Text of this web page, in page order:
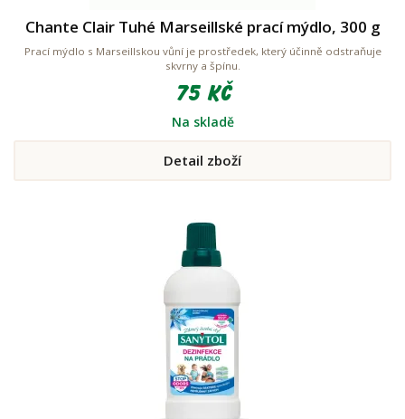
Chante Clair Tuhé Marseillské prací mýdlo, 300 g
Prací mýdlo s Marseillskou vůní je prostředek, který účinně odstraňuje
skvrny a špínu.
75 Kč
Na skladě
Detail zboží